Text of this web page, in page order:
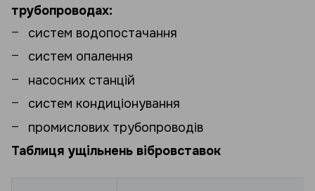
трубопроводах:
систем водопостачання
систем опалення
насосних станцій
систем кондиціонування
промислових трубопроводів
Таблиця ущільнень вібровставок